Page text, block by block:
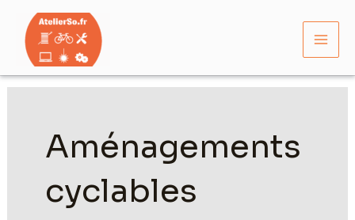
contenu
Aménagements
cyclables
Pagination